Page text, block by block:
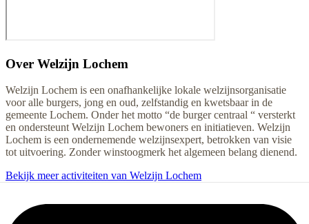
Over Welzijn Lochem
Welzijn Lochem is een onafhankelijke lokale welzijnsorganisatie
voor alle burgers, jong en oud, zelfstandig en kwetsbaar in de
gemeente Lochem. Onder het motto “de burger centraal “ versterkt
en ondersteunt Welzijn Lochem bewoners en initiatieven. Welzijn
Lochem is een ondernemende welzijnsexpert, betrokken van visie
tot uitvoering. Zonder winstoogmerk het algemeen belang dienend.
Bekijk meer activiteiten van Welzijn Lochem